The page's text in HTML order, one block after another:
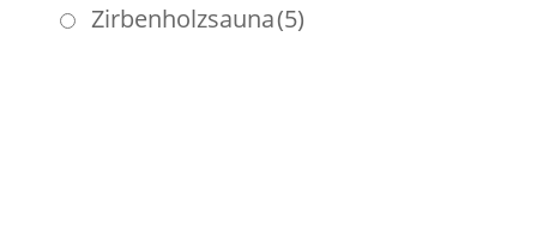
Zirbenholzsauna(5)